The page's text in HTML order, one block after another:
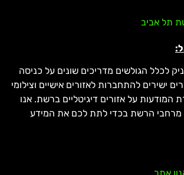
תל אביב
לכלל הגולשים מדריכים שונים על כניסה
ישירים להתחברות לאזורים אישיים וצילומי
המודעות על אזורים דיגיטליים ברשת. אנו
מרחבי הרשת בכדי לתת לכם את המידע